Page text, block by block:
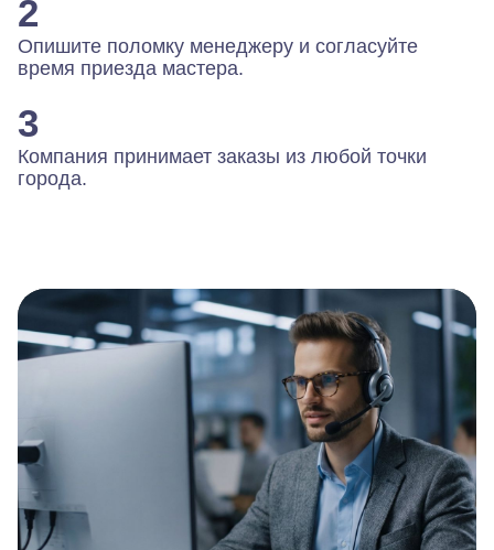
2
Опишите поломку менеджеру и согласуйте
время приезда мастера.
3
Компания принимает заказы из любой точки
города.